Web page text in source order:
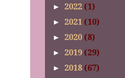
► 2022 (1)
► 2021 (10)
► 2020 (8)
► 2019 (29)
► 2018 (67)